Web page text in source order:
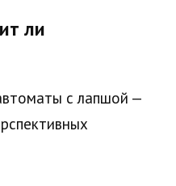
ли
с лапшой —